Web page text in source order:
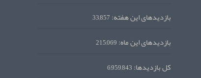
بازدیدهای این هفته:33,857
بازدیدهای این ماه:215,069
کل بازدیدها:6,959,843